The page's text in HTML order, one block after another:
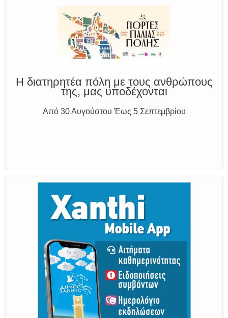
Καλούμε Άμεσα την Πυροσβεστική στο 199 ή στο 112
και δίνουμε σαφείς πληροφορίες